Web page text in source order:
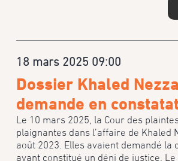
18 mars 2025 09:00
Dossier Khaled
demande en
Le 10 mars 2025, la Cour des
plaignantes dans l’affaire de
août 2023. Elles avaient demandé
ayant constitué un déni de justice.